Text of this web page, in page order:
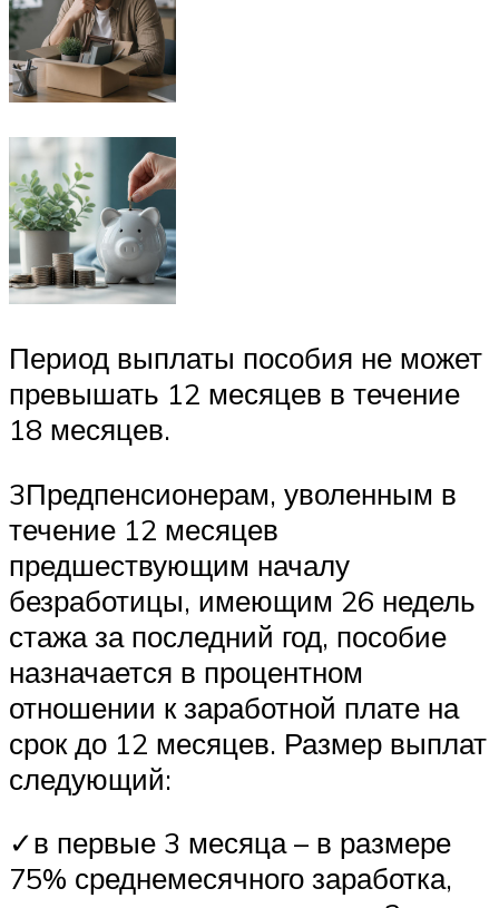
Период выплаты пособия не может
превышать 12 месяцев в течение
18 месяцев.
3Предпенсионерам, уволенным в
течение 12 месяцев
предшествующим началу
безработицы, имеющим 26 недель
стажа за последний год, пособие
назначается в процентном
отношении к заработной плате на
срок до 12 месяцев. Размер выплат
следующий:
✓в первые 3 месяца – в размере
75% среднемесячного заработка,